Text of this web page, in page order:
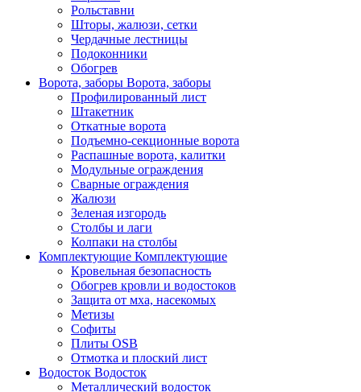
Рольставни
Шторы, жалюзи, сетки
Чердачные лестницы
Подоконники
Обогрев
Ворота, заборы Ворота, заборы
Профилированный лист
Штакетник
Откатные ворота
Подъемно-секционные ворота
Распашные ворота, калитки
Модульные ограждения
Сварные ограждения
Жалюзи
Зеленая изгородь
Столбы и лаги
Колпаки на столбы
Комплектующие Комплектующие
Кровельная безопасность
Обогрев кровли и водостоков
Защита от мха, насекомых
Метизы
Софиты
Плиты OSB
Отмотка и плоский лист
Водосток Водосток
Металлический водосток